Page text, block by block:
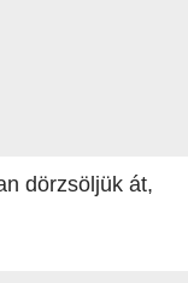
dörzsöljük át,